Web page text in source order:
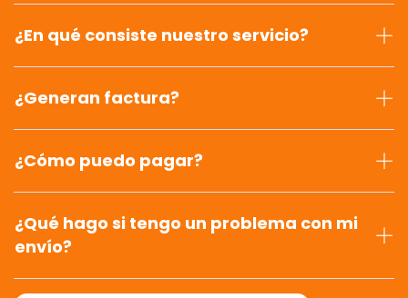
¿En qué consiste nuestro servicio?
¿Generan factura?
¿Cómo puedo pagar?
¿Qué hago si tengo un problema con mi
envío?